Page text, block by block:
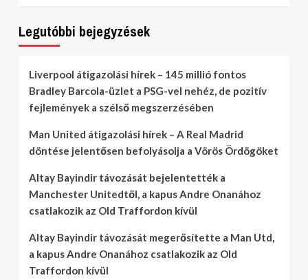
Legutóbbi bejegyzések
Liverpool átigazolási hírek – 145 millió fontos
Bradley Barcola-üzlet a PSG-vel nehéz, de pozitív
fejlemények a szélső megszerzésében
Man United átigazolási hírek – A Real Madrid
döntése jelentősen befolyásolja a Vörös Ördögöket
Altay Bayindir távozását bejelentették a
Manchester Unitedtől, a kapus Andre Onanához
csatlakozik az Old Traffordon kívül
Altay Bayindir távozását megerősítette a Man Utd,
a kapus Andre Onanához csatlakozik az Old
Traffordon kívül